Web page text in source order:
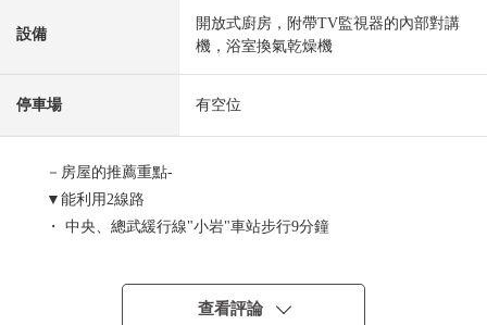
設備
開放式廚房，附帶TV監視器的內部對講
機，浴室換氣乾燥機
停車場 有空位
－房屋的推薦重點-
▼能利用2線路
・ 中央、總武緩行線"小岩"車站步行9分鐘
查看評論